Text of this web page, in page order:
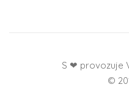
S ❤ provozuje
©